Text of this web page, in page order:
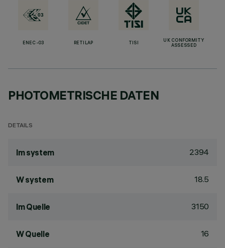
ENEC-03 RETILAP TISI
UK CONFORMITY
ASSESSED
PHOTOMETRISCHE DATEN
DETAILS
lm system 2394
W system 18.5
lm Quelle 3150
W Quelle 16